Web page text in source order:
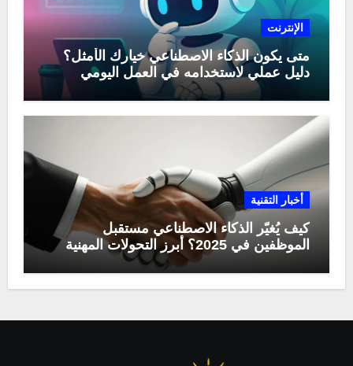
الإنترنت
متى يكون الذكاء الاصطناعي خيارك الأمثل؟
دليل عملي لاستخدامه في العمل اليومي
أخبار التقنية
كيف يُغيّر الذكاء الاصطناعي مستقبل
الموظفين في 2025؟ أبرز التحولات المهنية